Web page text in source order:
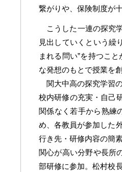
繋がりや、保険制度が
こうした一連の探究
見出していくという繰
まれる問い”を持つこ
な発想のもとで授業を
関大中高の探究学習
校内研修の充実・自己
関係なく若手から熟練
め、各教員が参加した
行き先・研修内容の簡
関心が高い分野や長所
部研修に参加。松村校